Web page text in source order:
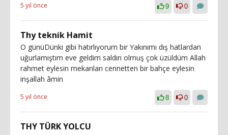
5 yıl önce 9 0
Thy teknik Hamit
O günüDünki gibi hatırlıyorum bir Yakınımı dış hatlardan
uğurlamıştım eve geldim saldırı olmuş çok üzüldüm Allah
rahmet eylesin mekanları cennetten bir bahçe eylesin
inşallah âmin
5 yıl önce 8 0
THY TÜRK YOLCU